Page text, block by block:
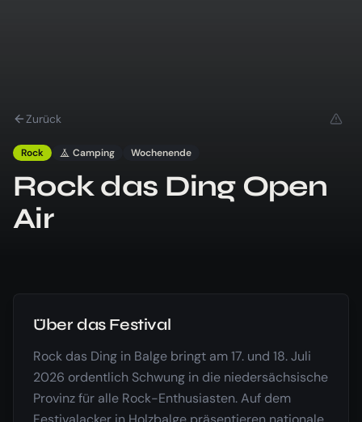
Zurück
Rock Camping Wochenende
Rock das Ding Open
Air
Über das Festival
Rock das Ding in Balge bringt am 17. und 18. Juli
2026 ordentlich Schwung in die niedersächsische
Provinz für alle Rock-Enthusiasten. Auf dem